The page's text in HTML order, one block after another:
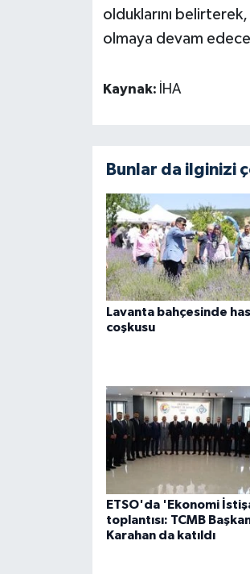
olduklarını
olmaya devam
Kaynak: İHA
Bunlar da ilginizi
Lavanta bahçesinde
coşkusu
ETSO'da 'Ekonomi
toplantısı: TCMB
Karahan da katıldı